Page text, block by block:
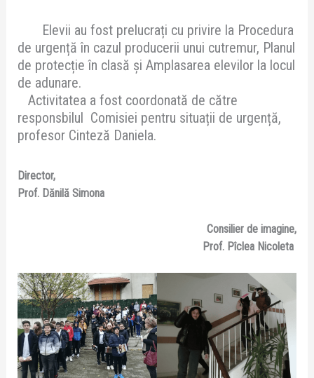
Elevii au fost prelucrați cu privire la Procedura
de urgență în cazul producerii unui cutremur, Planul
de protecție în clasă și Amplasarea elevilor la locul
de adunare.
Activitatea a fost coordonată de către
responsbilul Comisiei pentru situații de urgență,
profesor Cinteză Daniela.
Director,
Prof. Dănilă Simona
Consilier de imagine,
Prof. Pîclea Nicoleta